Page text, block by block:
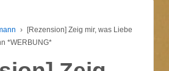
› [Rezension] Zeig mir, was Liebe
*WERBUNG*